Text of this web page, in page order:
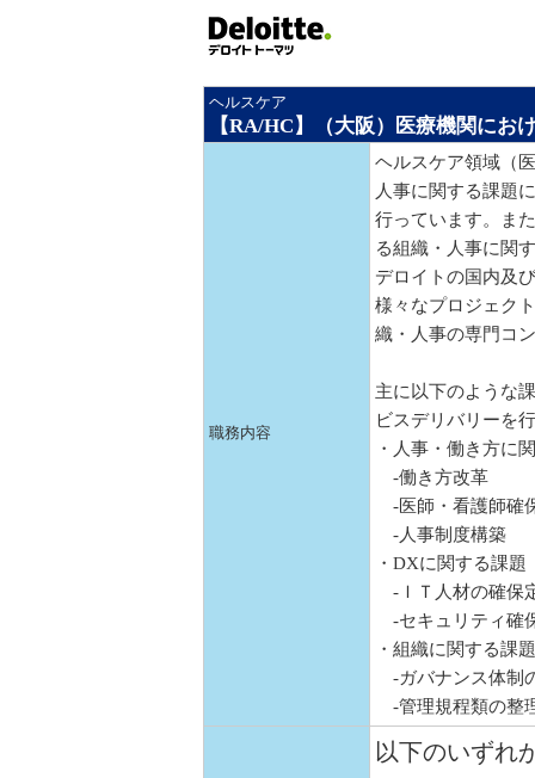
ヘルスケア
【RA/HC】（大阪）医療機関にお
職務内容
ヘルスケア領域（
人事に関する課題
行っています。ま
る組織・人事に関
デロイトの国内及
様々なプロジェク
織・人事の専門コ
主に以下のような
ビスデリバリーを
・人事・働き方に
-働き方改革
-医師・看護師確
-人事制度構築
・DXに関する課題
-ＩＴ人材の確保
-セキュリティ確
・組織に関する課題
-ガバナンス体制
-管理規程類の整
以下のいずれ